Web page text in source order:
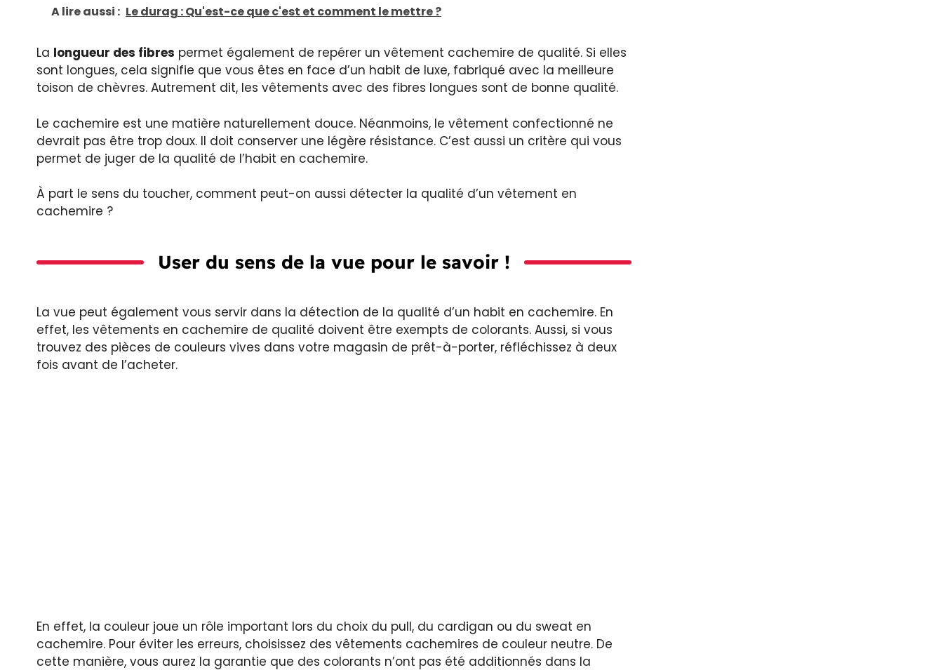
A lire aussi : Le durag : Qu'est-ce que c'est et comment le mettre ?
La longueur des fibres permet également de repérer un vêtement cachemire de qualité. Si elles
sont longues, cela signifie que vous êtes en face d’un habit de luxe, fabriqué avec la meilleure
toison de chèvres. Autrement dit, les vêtements avec des fibres longues sont de bonne qualité.
Le cachemire est une matière naturellement douce. Néanmoins, le vêtement confectionné ne
devrait pas être trop doux. Il doit conserver une légère résistance. C’est aussi un critère qui vous
permet de juger de la qualité de l’habit en cachemire.
À part le sens du toucher, comment peut-on aussi détecter la qualité d’un vêtement en
cachemire ?
User du sens de la vue pour le savoir !
La vue peut également vous servir dans la détection de la qualité d’un habit en cachemire. En
effet, les vêtements en cachemire de qualité doivent être exempts de colorants. Aussi, si vous
trouvez des pièces de couleurs vives dans votre magasin de prêt-à-porter, réfléchissez à deux
fois avant de l’acheter.
En effet, la couleur joue un rôle important lors du choix du pull, du cardigan ou du sweat en
cachemire. Pour éviter les erreurs, choisissez des vêtements cachemires de couleur neutre. De
cette manière, vous aurez la garantie que des colorants n’ont pas été additionnés dans la